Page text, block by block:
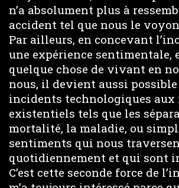
n’a absolument plus à
accident tel que nous le
Par ailleurs, en concevant
une expérience sentimentale,
quelque chose de vivant en
nous, il devient aussi
incidents technologiques
existentiels tels que les
mortalité, la maladie, ou
sentiments qui nous
quotidiennement et qui sont
C’est cette seconde force de